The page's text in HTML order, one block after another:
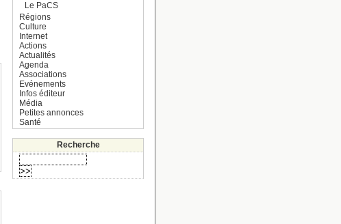
Le PaCS
Régions
Culture
Internet
Actions
Actualités
Agenda
Associations
Evénements
Infos éditeur
Média
Petites annonces
Santé
Recherche